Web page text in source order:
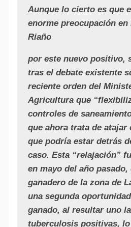
Aunque lo cierto es que
enorme preocupación en
Riaño
por este nuevo positivo,
tras el debate existente
reciente orden del
Agricultura que
controles de
que ahora trata de
que podría estar detrás
caso. Esta “relajación”
en mayo del año pasado,
ganadero de la zona de
una segunda
ganado, al resultar uno
tuberculosis positivas,